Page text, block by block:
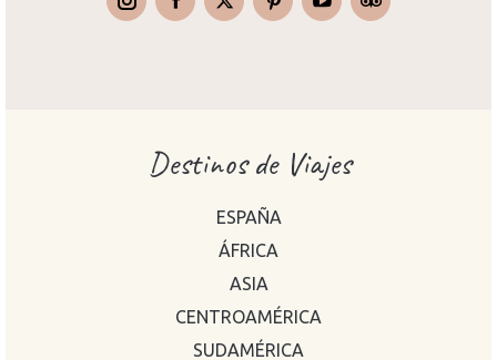
InstagramFacebook
X Pinterest TripAdvisor
Destinos de Viajes
ESPAÑA
ÁFRICA
ASIA
CENTROAMÉRICA
SUDAMÉRICA